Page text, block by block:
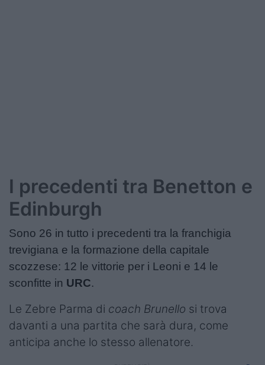
I precedenti tra Benetton e
Edinburgh
Sono 26 in tutto i precedenti tra la franchigia
trevigiana e la formazione della capitale
scozzese: 12 le vittorie per i Leoni e 14 le
sconfitte in URC.
Le Zebre Parma di coach Brunello si trova
davanti a una partita che sarà dura, come
anticipa anche lo stesso allenatore.